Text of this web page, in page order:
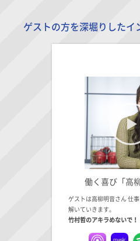
ゲストの方を深堀りしたイ
働く喜び「高
ゲストは高柳明音さん 仕
解いていきます。
竹村哲のアキラめないで！